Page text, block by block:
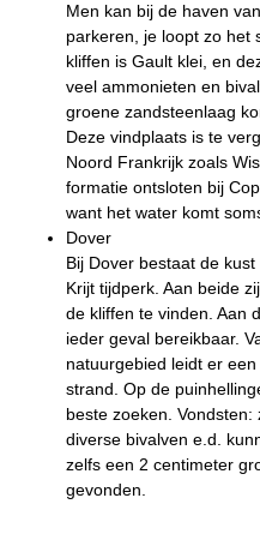
Men kan bij de haven
parkeren, je loopt zo het
kliffen is Gault klei, en
veel ammonieten en
groene zandsteenlaag
Deze vindplaats is te
Noord Frankrijk zoals
formatie ontsloten bij
want het water komt
Dover
Bij Dover bestaat de
Krijt tijdperk. Aan beide
de kliffen te vinden. Aan
ieder geval bereikbaar.
natuurgebied leidt er
strand. Op de
beste zoeken.
diverse bivalven e.d.
zelfs een 2 centimeter
gevonden.